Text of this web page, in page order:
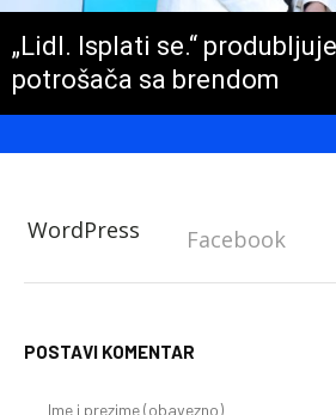
„Lidl. Isplati se.“
potrošača sa brendom
WordPress Facebook
POSTAVI KOMENTAR